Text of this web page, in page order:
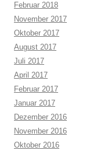
Februar 2018
November 2017
Oktober 2017
August 2017
Juli 2017
April 2017
Februar 2017
Januar 2017
Dezember 2016
November 2016
Oktober 2016